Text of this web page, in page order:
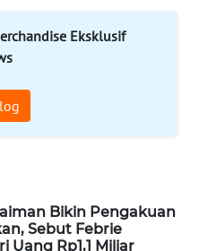
Eksklusif
Bikin Pengakuan
Sebut Febrie
Uang Rp1,1 Miliar